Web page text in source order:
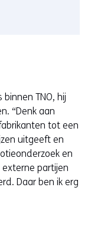
TNO, hij
“Denk aan
tot een
uitgeeft en
en
externe partijen
Daar ben ik erg